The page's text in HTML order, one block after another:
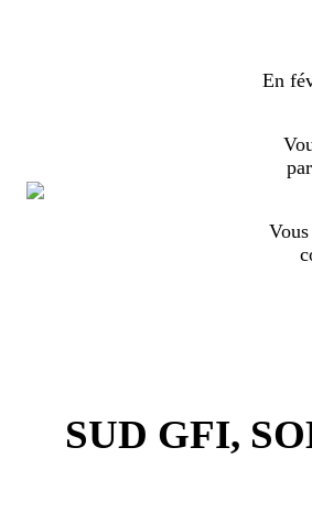
En
SUD GFI,